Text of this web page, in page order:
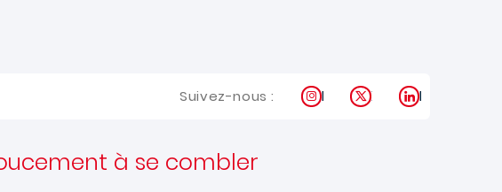
Suivez-nous : Instagram
X LinkedIn
à se combler